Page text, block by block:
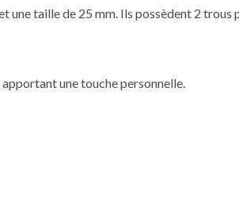
une taille de 25 mm. Ils possèdent 2 trous
une touche personnelle.